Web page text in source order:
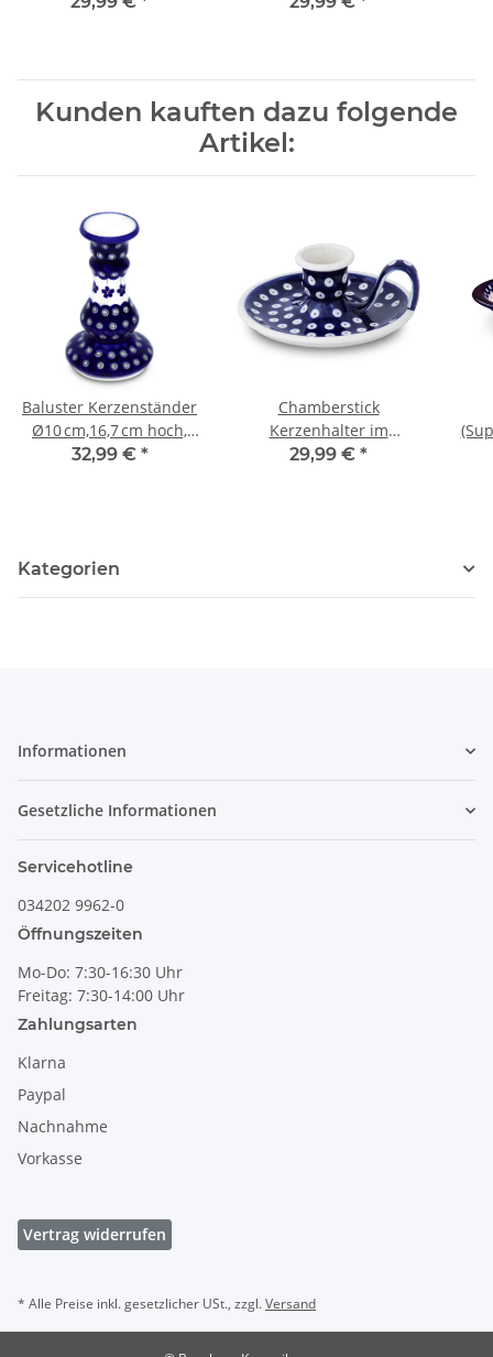
Kunden kauften dazu folgende
Artikel:
Baluster Kerzenständer
Ø10 cm,16,7 cm hoch,
Dekor 166a
32,99 € *
Chamberstick
Kerzenhalter im
althergebrachten
29,99 € *
Kategorien
Informationen
Gesetzliche Informationen
Servicehotline
034202 9962-0
Öffnungszeiten
Mo-Do: 7:30-16:30 Uhr
Freitag: 7:30-14:00 Uhr
Zahlungsarten
Klarna
Paypal
Nachnahme
Vorkasse
Vertrag widerrufen
* Alle Preise inkl. gesetzlicher USt., zzgl.Versand